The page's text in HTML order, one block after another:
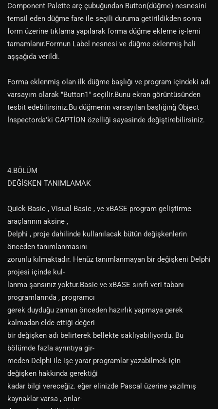
Component Palette arç çubuğundan Button(düğme) nesnesini
temsil eden düğme fare ile seçili duruma getirildikden sonra
form üzerine tıklama yapılarak forma düğme ekleme iş-lemi
tamamlanır.Formun Label nesnesi ve düğme eklenmiş hali
aşşağıda verildi.
Forma eklenmiş olan ilk düğme başlığı ve program içindeki adı
varsayım olarak "Button1" seçilir.Bunu ekran görüntüsünden
tesbit edebilirsiniz.Bu düğmenin varsayılan başlığınğ Object
İnspectorda'ki CAPTİON özelliği sayasinde değiştirebilirsiniz.
4.BÖLÜM
DEĞİŞKEN TANIMLAMAK
Quick Basic , Visual Basic , ve xBASE program geliştirme
araçlarının aksine ,
Delphi , proje dahilinde kullanılacak bütün değişkenlerin
önceden tanımlanmasını
zorunlu kılmaktadır. Henüz tanımlanmayan bir değişkeni Delphi
projesi içinde kul-
lanma şansınız yoktur.Basic ve xBASE sınıfı veri tabanı
programlarında , programcı
gerek duyduğu zaman önceden hazırlık yapmaya gerek
kalmadan elde ettiği değeri
bir değişken adı belirterek bellekte saklıyabiliyordu. Bu
bölümde fazla ayrıntıya gir-
meden Delphi ile işe yarar programlar yazabilmek için
değişken hakkında gerektiği
kadar bilgi vereceğiz. eğer elinizde Pascal üzerine yazılmış
kaynaklar varsa , onlar-